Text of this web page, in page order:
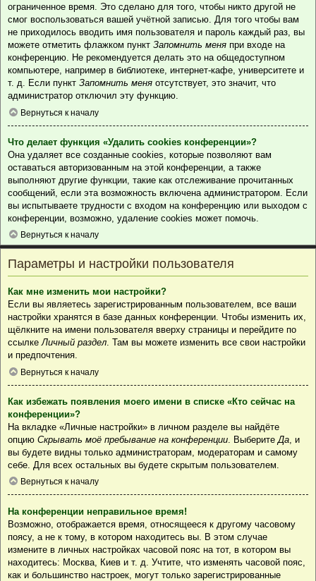
ограниченное время. Это сделано для того, чтобы никто другой не
смог воспользоваться вашей учётной записью. Для того чтобы вам
не приходилось вводить имя пользователя и пароль каждый раз, вы
можете отметить флажком пункт Запомнить меня при входе на
конференцию. Не рекомендуется делать это на общедоступном
компьютере, например в библиотеке, интернет-кафе, университете и
т. д. Если пункт Запомнить меня отсутствует, это значит, что
администратор отключил эту функцию.
Вернуться к началу
Что делает функция «Удалить cookies конференции»?
Она удаляет все созданные cookies, которые позволяют вам
оставаться авторизованным на этой конференции, а также
выполняют другие функции, такие как отслеживание прочитанных
сообщений, если эта возможность включена администратором. Если
вы испытываете трудности с входом на конференцию или выходом с
конференции, возможно, удаление cookies может помочь.
Вернуться к началу
Параметры и настройки пользователя
Как мне изменить мои настройки?
Если вы являетесь зарегистрированным пользователем, все ваши
настройки хранятся в базе данных конференции. Чтобы изменить их,
щёлкните на имени пользователя вверху страницы и перейдите по
ссылкеЛичный раздел. Там вы можете изменить все свои настройки
и предпочтения.
Вернуться к началу
Как избежать появления моего имени в списке «Кто сейчас на
конференции»?
На вкладке «Личные настройки» в личном разделе вы найдёте
опцию Скрывать моё пребывание на конференции . Выберите Да , и
вы будете видны только администраторам, модераторам и самому
себе. Для всех остальных вы будете скрытым пользователем.
Вернуться к началу
На конференции неправильное время!
Возможно, отображается время, относящееся к другому часовому
поясу, а не к тому, в котором находитесь вы. В этом случае
измените в личных настройках часовой пояс на тот, в котором вы
находитесь: Москва, Киев и т. д. Учтите, что изменять часовой пояс,
как и большинство настроек, могут только зарегистрированные